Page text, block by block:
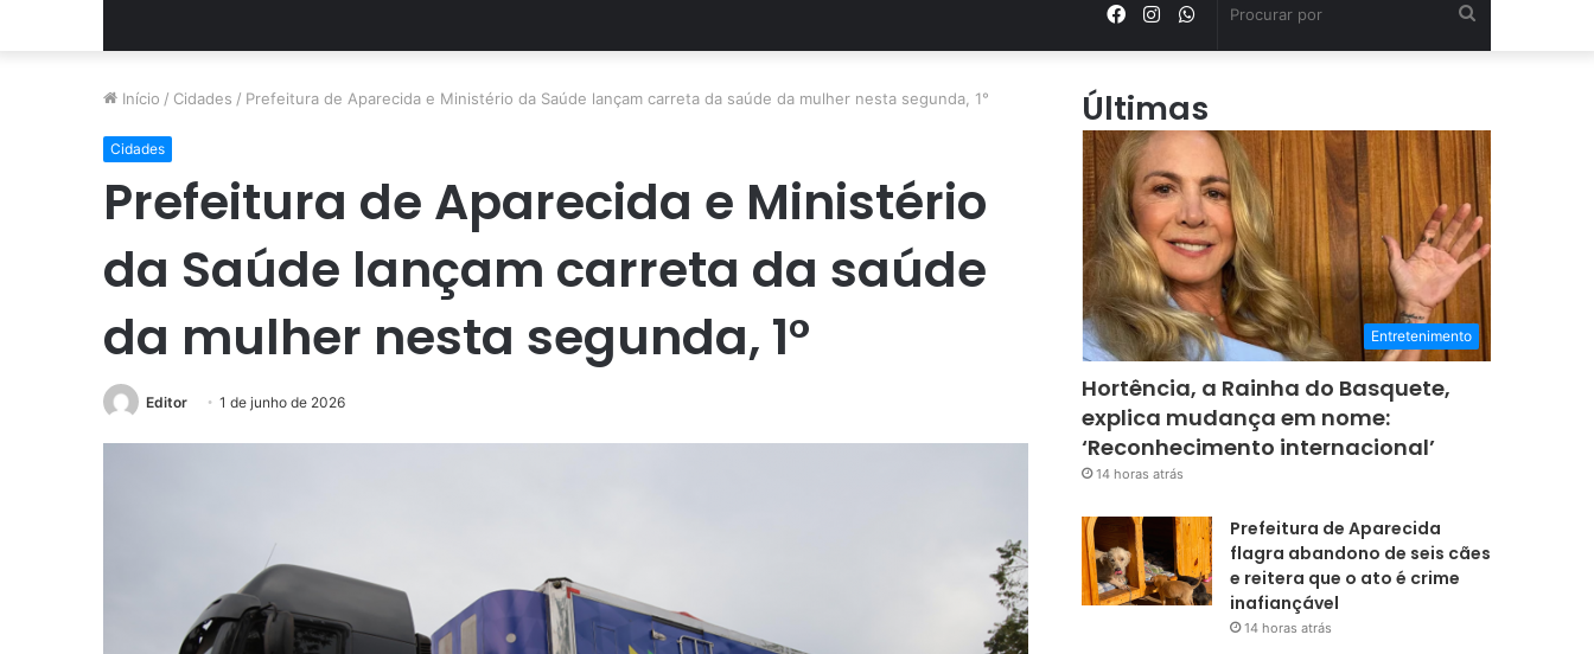
WhatsApp
Instagram
Facebook
Início / Cidades / Prefeitura de Aparecida e Ministério da Saúde lançam carreta da saúde da mulher nesta segunda, 1°
Cidades
Prefeitura de Aparecida e Ministério
da Saúde lançam carreta da saúde
da mulher nesta segunda, 1°
Editor 1 de junho de 2026
Últimas
Entretenimento
Hortência, a Rainha do Basquete,
explica mudança em nome:
‘Reconhecimento internacional’
14 horas atrás
Prefeitura de Aparecida
flagra abandono de seis cães
e reitera que o ato é crime
inafiançável
14 horas atrás